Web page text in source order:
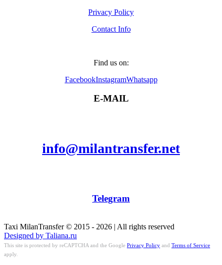
Privacy Policy
Contact Info
Find us on:
FacebookInstagramWhatsapp
E-MAIL
info@milantransfer.net
Telegram
Taxi MilanTransfer © 2015 - 2026 | All rights reserved
Designed by Taliana.ru
This site is protected by reCAPTCHA and the Google Privacy Policy and Terms of Service
apply.